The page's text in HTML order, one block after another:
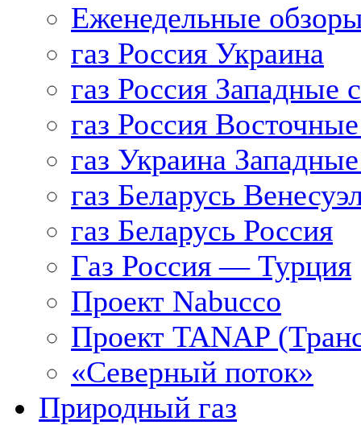
Еженедельные
газ Россия Украина
газ Россия Западные
газ Россия
газ Украина
газ Беларусь
газ Беларусь Россия
Газ Россия — Турция
Проект Nabucco
Проект TANAP
«Северный поток»
Природный газ